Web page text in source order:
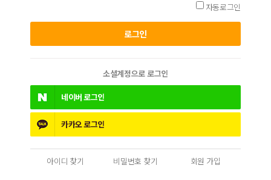
자동로그인
소셜계정으로 로그인
네이버로그인
카카오로그인
아이디 찾기 비밀번호 찾기 회원 가입